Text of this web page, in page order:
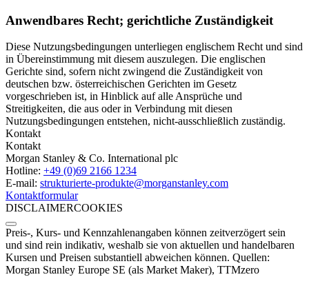
Anwendbares Recht; gerichtliche Zuständigkeit
Diese Nutzungsbedingungen unterliegen englischem Recht und sind
in Übereinstimmung mit diesem auszulegen. Die englischen
Gerichte sind, sofern nicht zwingend die Zuständigkeit von
deutschen bzw. österreichischen Gerichten im Gesetz
vorgeschrieben ist, in Hinblick auf alle Ansprüche und
Streitigkeiten, die aus oder in Verbindung mit diesen
Nutzungsbedingungen entstehen, nicht-ausschließlich zuständig.
Kontakt
Kontakt
Morgan Stanley & Co. International plc
Hotline: +49 (0)69 2166 1234
E-mail: strukturierte-produkte­@morganstanley.com
Kontaktformular
DISCLAIMERCOOKIES
Preis-, Kurs- und Kennzahlenangaben können zeitverzögert sein
und sind rein indikativ, weshalb sie von aktuellen und handelbaren
Kursen und Preisen substantiell abweichen können. Quellen:
Morgan Stanley Europe SE (als Market Maker), TTMzero